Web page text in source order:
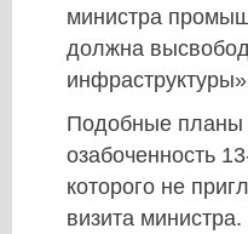
министра
должна
Подобные планы
озабоченность
которого не
визита